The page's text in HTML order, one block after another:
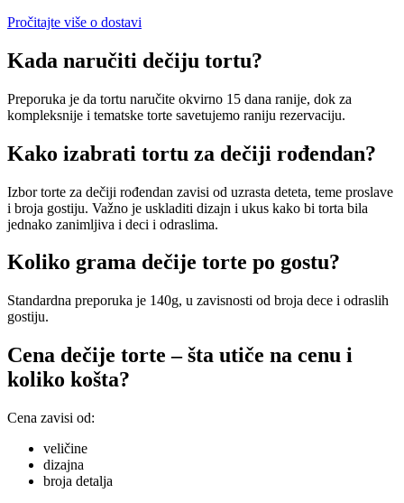
Pročitajte više o dostavi
Kada naručiti dečiju tortu?
Preporuka je da tortu naručite okvirno 15 dana ranije, dok za
kompleksnije i tematske torte savetujemo raniju rezervaciju.
Kako izabrati tortu za dečiji rođendan?
Izbor torte za dečiji rođendan zavisi od uzrasta deteta, teme proslave
i broja gostiju. Važno je uskladiti dizajn i ukus kako bi torta bila
jednako zanimljiva i deci i odraslima.
Koliko grama dečije torte po gostu?
Standardna preporuka je 140g, u zavisnosti od broja dece i odraslih
gostiju.
Cena dečije torte – šta utiče na cenu i
koliko košta?
Cena zavisi od:
veličine
dizajna
broja detalja